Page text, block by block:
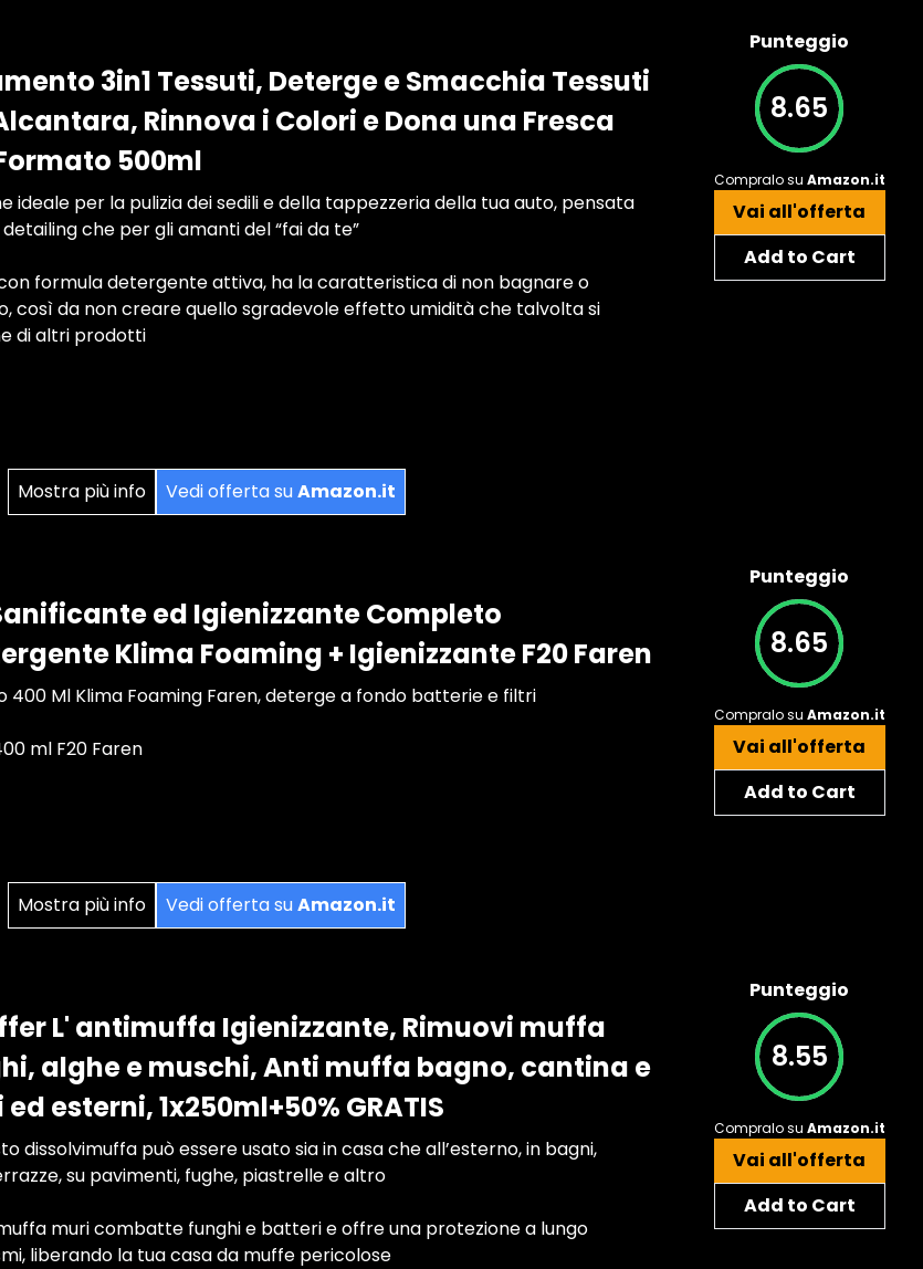
3in1 Tessuti, Deterge e Smacchia Tessuti
Rinnova i Colori e Dona una Fresca
500ml
ideale per la pulizia dei sedili e della tappezzeria della tua auto, pensata
che per gli amanti del “fai da te”
con formula detergente attiva, ha la caratteristica di non bagnare o
così da non creare quello sgradevole effetto umidità che talvolta si
di altri prodotti
Mostra più info Vedi offerta suAmazon.it
Punteggio
8.65
Compralo su Amazon.it
Vai all'offerta
Add to Cart
ed Igienizzante Completo
Klima Foaming + Igienizzante F20 Faren
400 Ml Klima Foaming Faren, deterge a fondo batterie e filtri
ml F20 Faren
Mostra più info Vedi offerta suAmazon.it
Punteggio
8.65
Compralo su Amazon.it
Vai all'offerta
Add to Cart
L' antimuffa Igienizzante, Rimuovi muffa
alghe e muschi, Anti muffa bagno, cantina e
esterni, 1x250ml+50% GRATIS
dissolvimuffa può essere usato sia in casa che all’esterno, in bagni,
su pavimenti, fughe, piastrelle e altro
muri combatte funghi e batteri e offre una protezione a lungo
liberando la tua casa da muffe pericolose
Punteggio
8.55
Compralo su Amazon.it
Vai all'offerta
Add to Cart